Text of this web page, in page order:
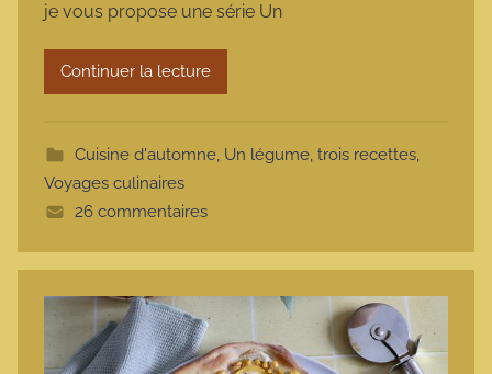
a
t
je vous propose une série Un
Continuer la lecture
Cuisine d'automne, Un légume, trois recettes,
Voyages culinaires
26 commentaires